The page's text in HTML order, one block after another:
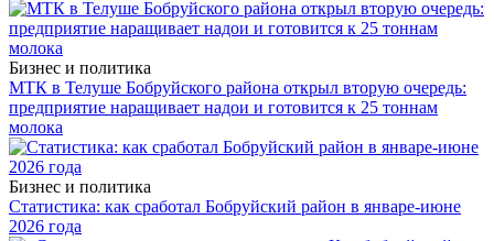
Бизнес и политика
МТК в Телуше Бобруйского района открыл вторую очередь:
предприятие наращивает надои и готовится к 25 тоннам
молока
Бизнес и политика
Статистика: как сработал Бобруйский район в январе-июне
2026 года